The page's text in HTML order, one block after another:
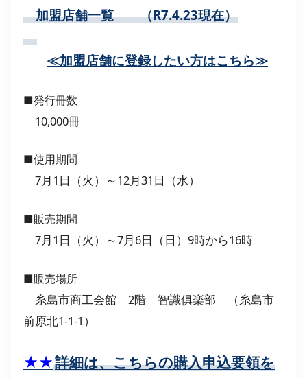
加盟店舗一覧 （R7.4.23現在）
≪加盟店舗に登録したい方はこちら≫
■発行冊数
10,000冊
■使用期間
7月1日（火）～12月31日（水）
■販売期間
7月1日（火）～7月6日（日）9時から16時
■販売場所
糸島市商工会館 2階 智識俱楽部 （糸島市
前原北1-1-1）
★★詳細は、こちらの購入申込要領を